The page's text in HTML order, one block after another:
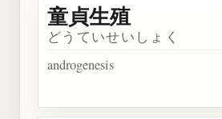
童貞生殖
どうていせいしょく
androgenesis